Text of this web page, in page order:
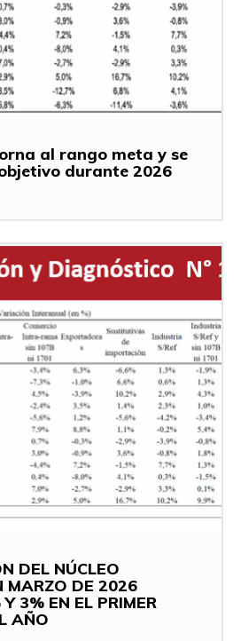
al rango meta y se
durante 2026
DEL NÚCLEO
MARZO DE 2026
3% EN EL PRIMER
AÑO